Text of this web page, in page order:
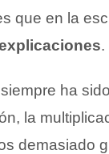
que en la
.
ha
la
demasiado